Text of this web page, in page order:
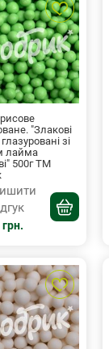
"Злакові
зі
лайма
500г ТМ